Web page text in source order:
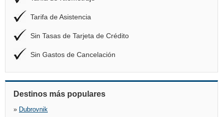
Tarifa de Asistencia
Sin Tasas de Tarjeta de Crédito
Sin Gastos de Cancelación
Destinos más populares
» Dubrovnik